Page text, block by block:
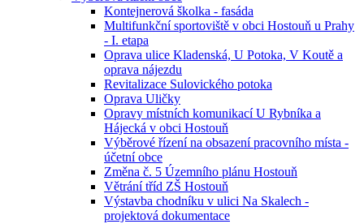
Kontejnerová školka - fasáda
Multifunkční sportoviště v obci Hostouň u Prahy
- I. etapa
Oprava ulice Kladenská, U Potoka, V Koutě a
oprava nájezdu
Revitalizace Sulovického potoka
Oprava Uličky
Opravy místních komunikací U Rybníka a
Hájecká v obci Hostouň
Výběrové řízení na obsazení pracovního místa -
účetní obce
Změna č. 5 Územního plánu Hostouň
Větrání tříd ZŠ Hostouň
Výstavba chodníku v ulici Na Skalech -
projektová dokumentace